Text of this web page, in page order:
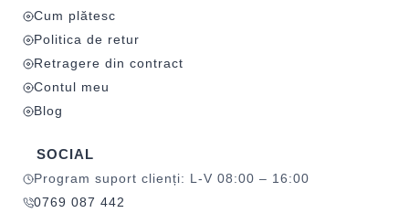
Cum plătesc
Politica de retur
Retragere din contract
Contul meu
Blog
SOCIAL
Program suport clienți: L-V 08:00 – 16:00
0769 087 442